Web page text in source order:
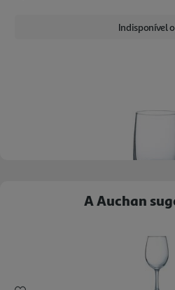
Indisponível
Copo Equip Home Luminarc Vidro
A Auchan